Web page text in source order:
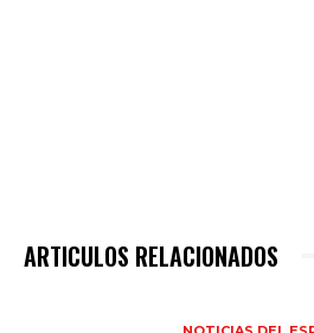
ARTICULOS RELACIONADOS